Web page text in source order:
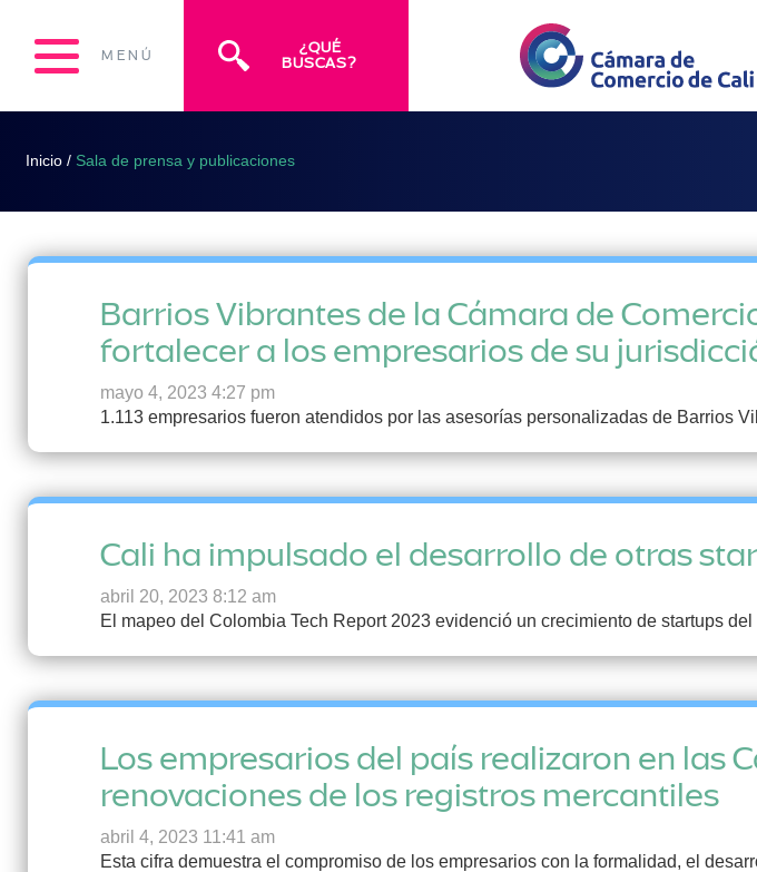
MENÚ
¿QUÉ
BUSCAS?
Inicio / Sala de prensa y publicaciones
Barrios Vibrantes de la Cámara de
fortalecer a los empresarios de su
mayo 4, 2023 4:27 pm
1.113 empresarios fueron atendidos por las asesorías personalizadas de Barrios
Cali ha impulsado el desarrollo de otras
abril 20, 2023 8:12 am
El mapeo del Colombia Tech Report 2023 evidenció un crecimiento de startups
Los empresarios del país realizaron en las
renovaciones de los registros mercantiles
abril 4, 2023 11:41 am
Esta cifra demuestra el compromiso de los empresarios con la formalidad, el